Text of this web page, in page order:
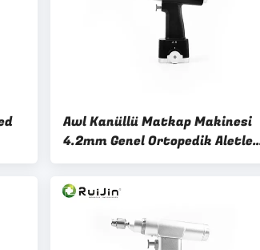
Awl Kanüllü Matkap Makinesi
4.2mm Genel Ortopedik Aletler
otoklavlanabilir